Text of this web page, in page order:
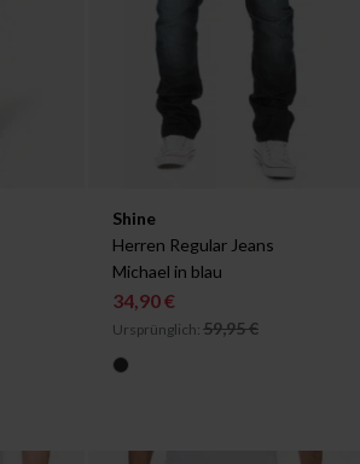
Verfügbar in:
W29/L32
Shine
Herren Regular Jeans
Michael in blau
34,90 €
Ursprünglich: 59,95 €